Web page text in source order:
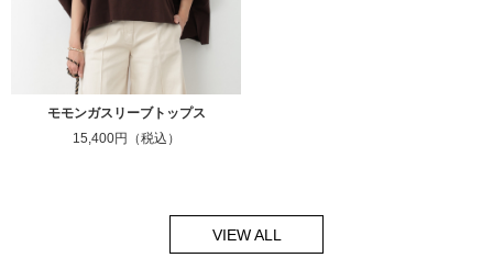
モモンガスリーブトップス
15,400円（税込）
VIEW ALL